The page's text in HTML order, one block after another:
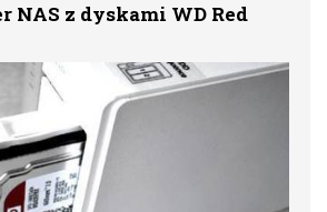
NAS z dyskami WD Red